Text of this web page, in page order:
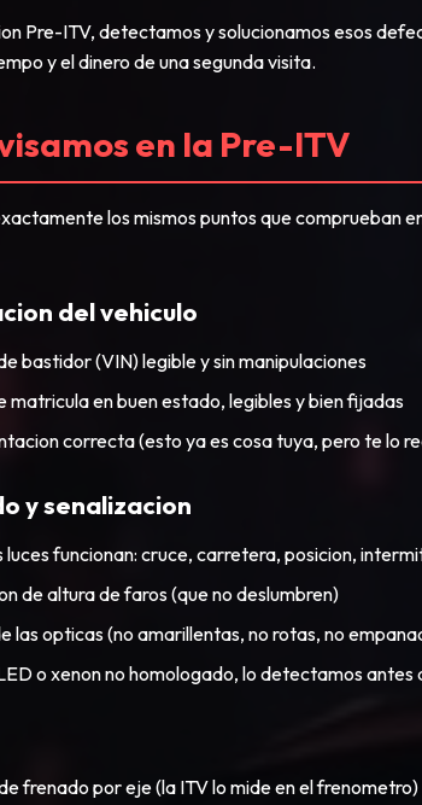
Pre-ITV, detectamos y solucionamos esos
y el dinero de una segunda visita.
en la Pre-ITV
los mismos puntos que comprueban
del vehiculo
bastidor (VIN) legible y sin manipulaciones
matricula en buen estado, legibles y bien fijadas
correcta (esto ya es cosa tuya, pero te lo
y senalizacion
luces funcionan: cruce, carretera, posicion,
de altura de faros (que no deslumbren)
las opticas (no amarillentas, no rotas, no
o xenon no homologado, lo detectamos
frenado por eje (la ITV lo mide en el frenometro)